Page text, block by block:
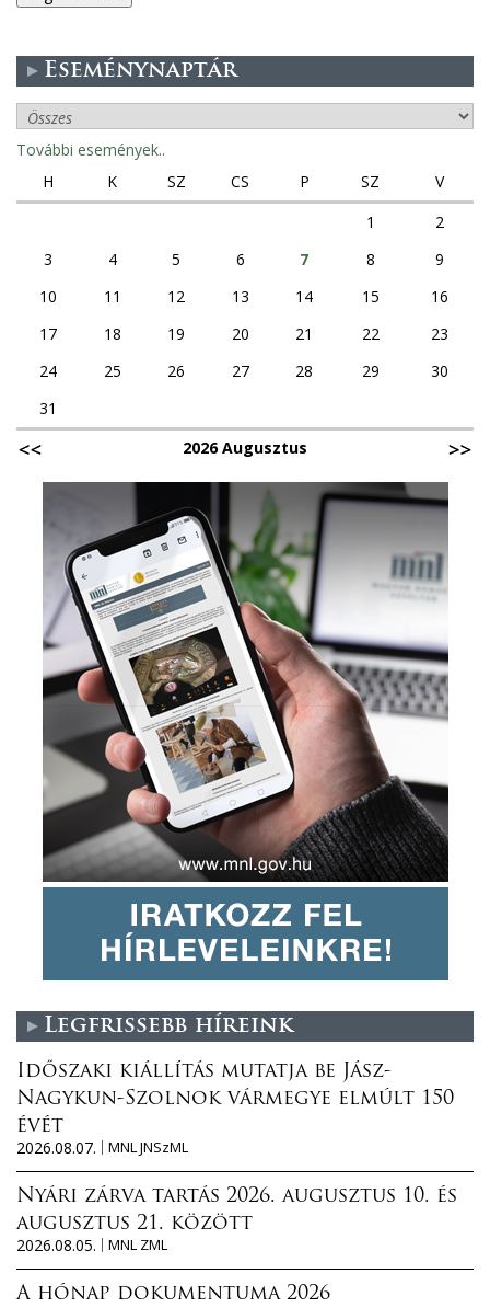
Eseménynaptár
További események..
H
K SZ CS P SZ
V
1
2
3
4 5 6 7 8
9
10
11 12 13 14 15
16
17
18 19 20 21 22
23
24
25 26 27 28 29
30
31
2026 Augusztus
Legfrissebb híreink
Időszaki kiállítás mutatja be Jász-
Nagykun-Szolnok vármegye elmúlt 150
évét
2026.08.07.
MNL JNSzML
Nyári zárva tartás 2026. augusztus 10. és
augusztus 21. között
2026.08.05.
MNL ZML
A hónap dokumentuma 2026